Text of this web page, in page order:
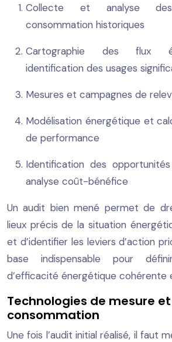
Collecte et analyse
consommation historiques
Cartographie des flux
identification des usages
Mesures et campagnes de
Modélisation énergétique et
de performance
Identification des
analyse coût-bénéfice
Un audit bien mené permet de
lieux précis de la situation
et d’identifier les leviers d’action
base indispensable pour
d’efficacité énergétique cohérente
Technologies de mesure
consommation
Une fois l’audit initial réalisé, il faut